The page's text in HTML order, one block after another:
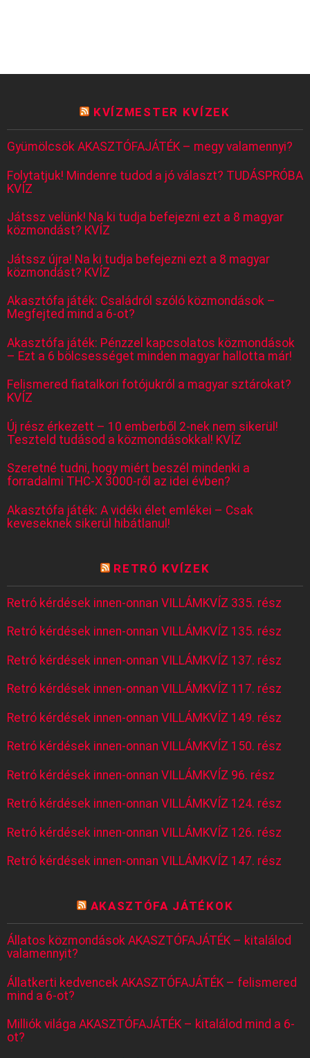
KVÍZMESTER KVÍZEK
Gyümölcsök AKASZTÓFAJÁTÉK – megy valamennyi?
Folytatjuk! Mindenre tudod a jó választ? TUDÁSPRÓBA
KVÍZ
Játssz velünk! Na ki tudja befejezni ezt a 8 magyar
közmondást? KVÍZ
Játssz újra! Na ki tudja befejezni ezt a 8 magyar
közmondást? KVÍZ
Akasztófa játék: Családról szóló közmondások –
Megfejted mind a 6-ot?
Akasztófa játék: Pénzzel kapcsolatos közmondások
– Ezt a 6 bölcsességet minden magyar hallotta már!
Felismered fiatalkori fotójukról a magyar sztárokat?
KVÍZ
Új rész érkezett – 10 emberből 2-nek nem sikerül!
Teszteld tudásod a közmondásokkal! KVÍZ
Szeretné tudni, hogy miért beszél mindenki a
forradalmi THC-X 3000-ről az idei évben?
Akasztófa játék: A vidéki élet emlékei – Csak
keveseknek sikerül hibátlanul!
RETRÓ KVÍZEK
Retró kérdések innen-onnan VILLÁMKVÍZ 335. rész
Retró kérdések innen-onnan VILLÁMKVÍZ 135. rész
Retró kérdések innen-onnan VILLÁMKVÍZ 137. rész
Retró kérdések innen-onnan VILLÁMKVÍZ 117. rész
Retró kérdések innen-onnan VILLÁMKVÍZ 149. rész
Retró kérdések innen-onnan VILLÁMKVÍZ 150. rész
Retró kérdések innen-onnan VILLÁMKVÍZ 96. rész
Retró kérdések innen-onnan VILLÁMKVÍZ 124. rész
Retró kérdések innen-onnan VILLÁMKVÍZ 126. rész
Retró kérdések innen-onnan VILLÁMKVÍZ 147. rész
AKASZTÓFA JÁTÉKOK
Állatos közmondások AKASZTÓFAJÁTÉK – kitalálod
valamennyit?
Állatkerti kedvencek AKASZTÓFAJÁTÉK – felismered
mind a 6-ot?
Milliók világa AKASZTÓFAJÁTÉK – kitalálod mind a 6-
ot?